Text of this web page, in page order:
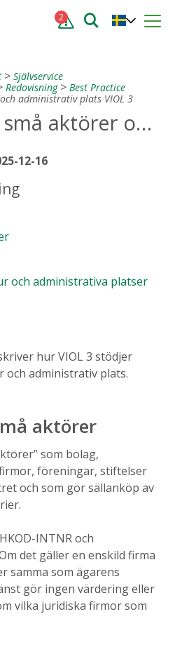
2
Självservice
Redovisning
Best Practice
administrativ plats VIOL 3
Best Practice små aktörer och administrativ plats VIOL 3
12-16
och administrativa platser
hur VIOL 3 stödjer
och administrativ plats.
aktörer
som bolag,
föreningar, stiftelser
och som gör sällanköp av
INTNR och
det gäller en enskild firma
samma som ägarens
gör ingen värdering eller
vilka juridiska firmor som